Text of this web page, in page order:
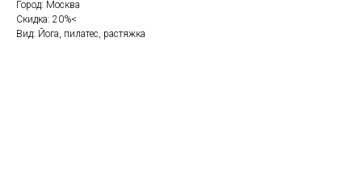
Город: Москва
Скидка: 20%<
Вид: Йога, пилатес, растяжка